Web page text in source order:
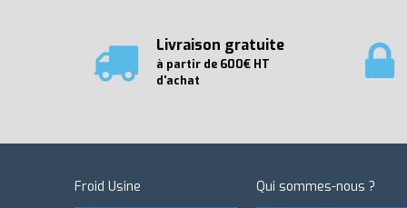
Livraison gratuite
à partir de 600€ HT
d'achat
Froid Usine Qui sommes-nous ?